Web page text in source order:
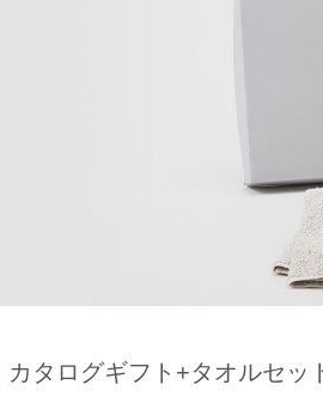
カタログギフト+タオルセッ